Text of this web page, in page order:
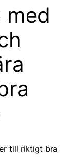
med
till riktigt bra